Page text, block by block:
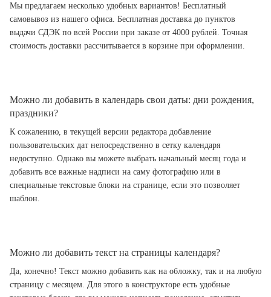
Мы предлагаем несколько удобных вариантов! Бесплатный
самовывоз из нашего офиса. Бесплатная доставка до пунктов
выдачи СДЭК по всей России при заказе от 4000 рублей. Точная
стоимость доставки рассчитывается в корзине при оформлении.
Можно ли добавить в календарь свои даты: дни рождения,
праздники?
К сожалению, в текущей версии редактора добавление
пользовательских дат непосредственно в сетку календаря
недоступно. Однако вы можете выбрать начальный месяц года и
добавить все важные надписи на саму фотографию или в
специальные текстовые блоки на странице, если это позволяет
шаблон.
Можно ли добавить текст на страницы календаря?
Да, конечно! Текст можно добавить как на обложку, так и на любую
страницу с месяцем. Для этого в конструкторе есть удобные